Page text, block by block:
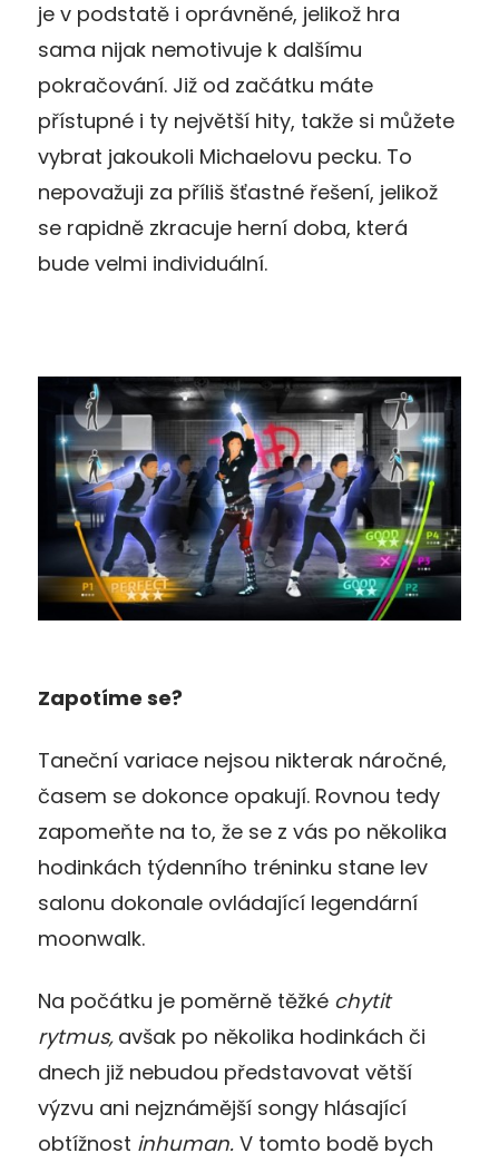
je v podstatě i oprávněné, jelikož hra
sama nijak nemotivuje k dalšímu
pokračování. Již od začátku máte
přístupné i ty největší hity, takže si můžete
vybrat jakoukoli Michaelovu pecku. To
nepovažuji za příliš šťastné řešení, jelikož
se rapidně zkracuje herní doba, která
bude velmi individuální.
Zapotíme se?
Taneční variace nejsou nikterak náročné,
časem se dokonce opakují. Rovnou tedy
zapomeňte na to, že se z vás po několika
hodinkách týdenního tréninku stane lev
salonu dokonale ovládající legendární
moonwalk.
Na počátku je poměrně těžké chytit
rytmus, avšak po několika hodinkách či
dnech již nebudou představovat větší
výzvu ani nejznámější songy hlásající
obtížnost inhuman. V tomto bodě bych